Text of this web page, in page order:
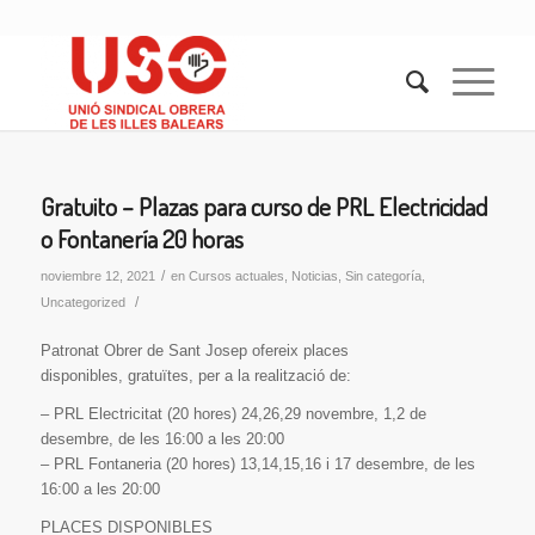
Gratuito – Plazas para curso de PRL Electricidad
o Fontanería 20 horas
noviembre 12, 2021 / en Cursos actuales Noticias Sin categoría,
Uncategorized
/
Patronat Obrer de Sant Josep ofereix places
disponibles, gratuïtes, per a la realització de:
– PRL Electricitat (20 hores) 24,26,29 novembre, 1,2 de
desembre, de les 16:00 a les 20:00
– PRL Fontaneria (20 hores) 13,14,15,16 i 17 desembre, de les
16:00 a les 20:00
PLACES DISPONIBLES